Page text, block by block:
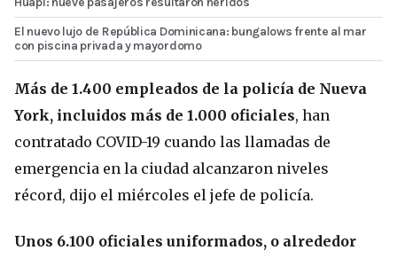
El nuevo lujo de República Dominicana: bungalows frente al mar
con piscina privada y mayordomo
Más de 1.400 empleados de la policía de Nueva
York, incluidos más de 1.000 oficiales, han
contratado COVID-19 cuando las llamadas de
emergencia en la ciudad alcanzaron niveles
récord, dijo el miércoles el jefe de policía.
Unos 6.100 oficiales uniformados, o alrededor